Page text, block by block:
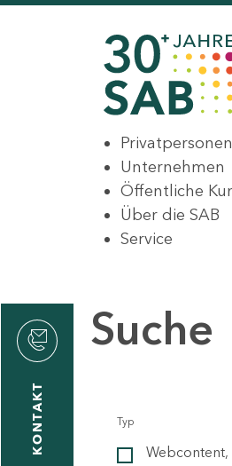
Privatpersonen
Unternehmen
Öffentliche
Über die SAB
Service
KONTAKT
Suche
Typ
Webcontent,